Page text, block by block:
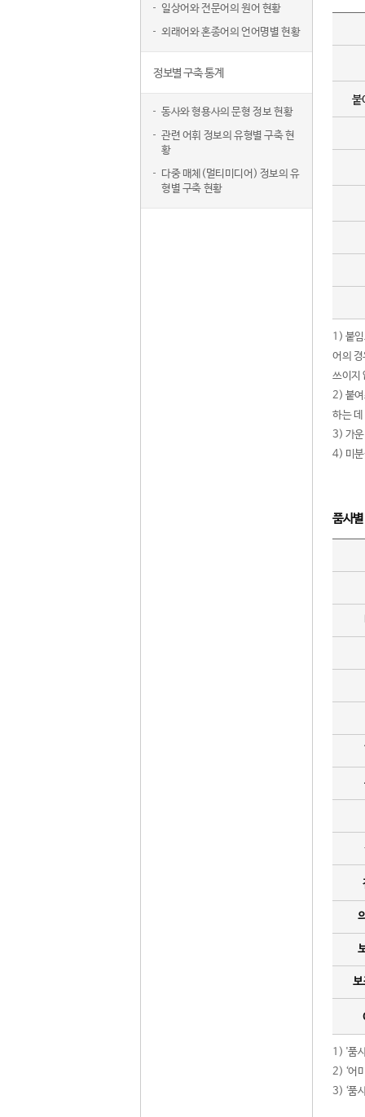
일상어와 전문어의 원어 현황
외래어와 혼종어의 언어명별 현황
정보별 구축 통계
동사와 형용사의 문형 정보 현황
관련 어휘 정보의 유형별 구축 현
황
다중 매체(멀티미디어) 정보의 유
형별 구축 현황
붙
1) 붙
어의
쓰이지
2) 붙여
하는
3) 가운
4) 미분
품사
보
1) '품
2) ‘어
3) ‘품